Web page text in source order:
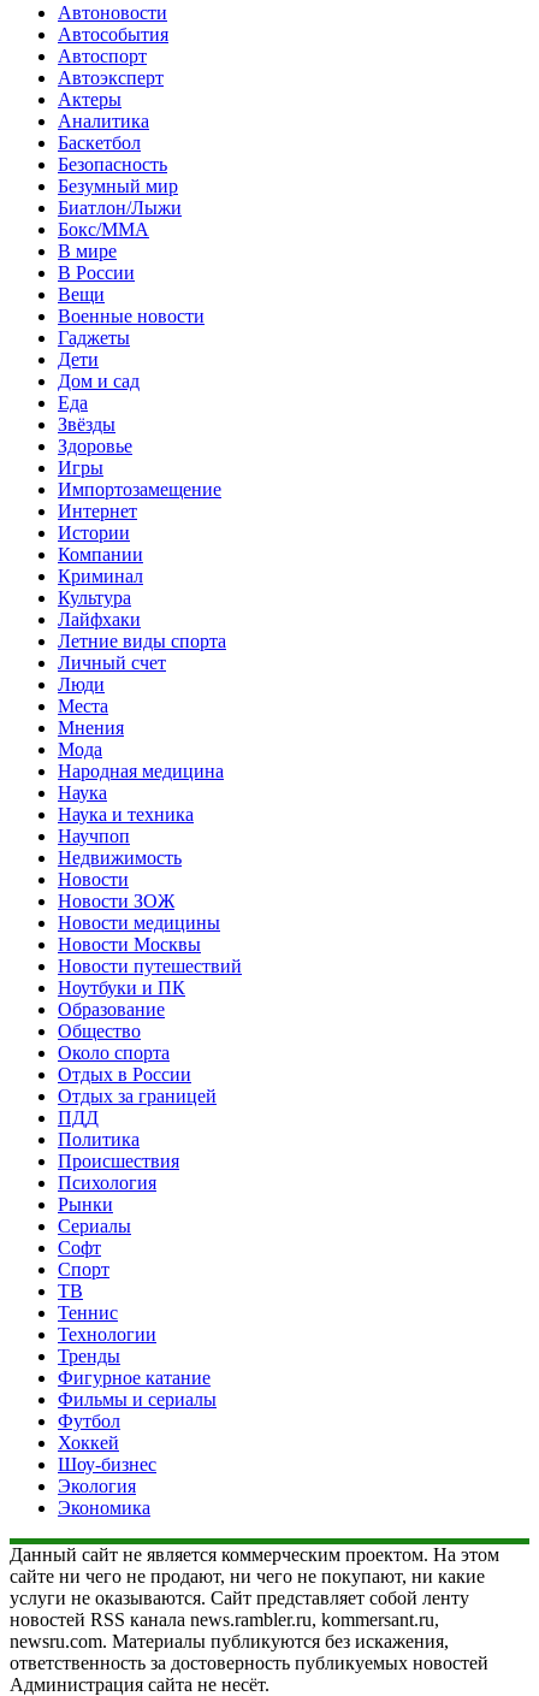
Автоновости
Автособытия
Автоспорт
Автоэксперт
Актеры
Аналитика
Баскетбол
Безопасность
Безумный мир
Биатлон/Лыжи
Бокс/MMA
В мире
В России
Вещи
Военные новости
Гаджеты
Дети
Дом и сад
Еда
Звёзды
Здоровье
Игры
Импортозамещение
Интернет
Истории
Компании
Криминал
Культура
Лайфхаки
Летние виды спорта
Личный счет
Люди
Места
Мнения
Мода
Народная медицина
Наука
Наука и техника
Научпоп
Недвижимость
Новости
Новости ЗОЖ
Новости медицины
Новости Москвы
Новости путешествий
Ноутбуки и ПК
Образование
Общество
Около спорта
Отдых в России
Отдых за границей
ПДД
Политика
Происшествия
Психология
Рынки
Сериалы
Софт
Спорт
ТВ
Теннис
Технологии
Тренды
Фигурное катание
Фильмы и сериалы
Футбол
Хоккей
Шоу-бизнес
Экология
Экономика
Данный сайт не является коммерческим проектом. На этом
сайте ни чего не продают, ни чего не покупают, ни какие
услуги не оказываются. Сайт представляет собой ленту
новостей RSS канала news.rambler.ru, kommersant.ru,
newsru.com. Материалы публикуются без искажения,
ответственность за достоверность публикуемых новостей
Администрация сайта не несёт.